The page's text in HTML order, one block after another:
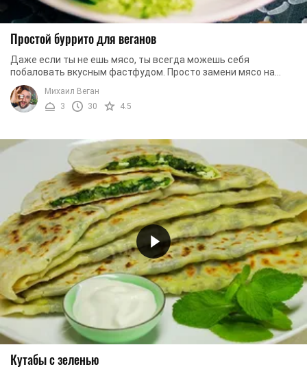
Простой буррито для веганов
Даже если ты не ешь мясо, ты всегда можешь себя
побаловать вкусным фастфудом. Просто замени мясо на
любимые овощи. А мы поможем вам приготовить ...
Михаил Веган
3
30 4.5
Кутабы с зеленью